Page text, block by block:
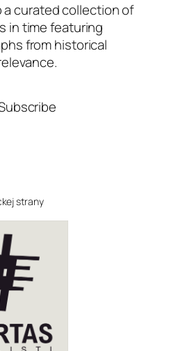
a curated collection of
in time featuring
from historical
strany